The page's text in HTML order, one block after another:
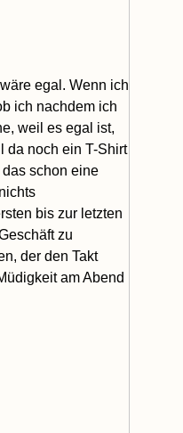
egal. Wenn ich
ich nachdem ich
weil es egal ist,
da noch ein T-Shirt
schon eine
bis zur letzten
zu
der den Takt
am Abend